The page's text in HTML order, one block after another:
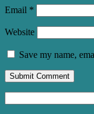
Email *
Website
Save my name,
for: